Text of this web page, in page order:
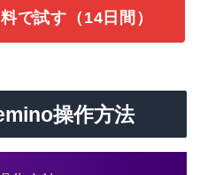
で試す（14日間）
操作方法